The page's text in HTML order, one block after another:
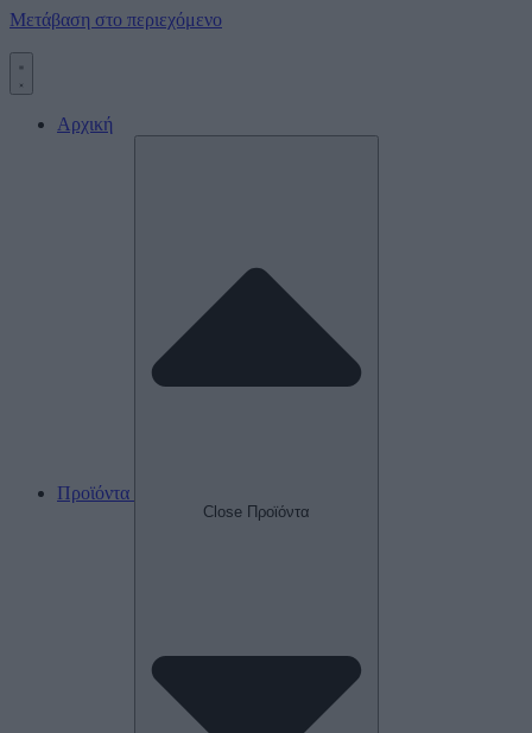
Μετάβαση στο περιεχόμενο
Αρχική
Προϊόντα
Close Προϊόντα